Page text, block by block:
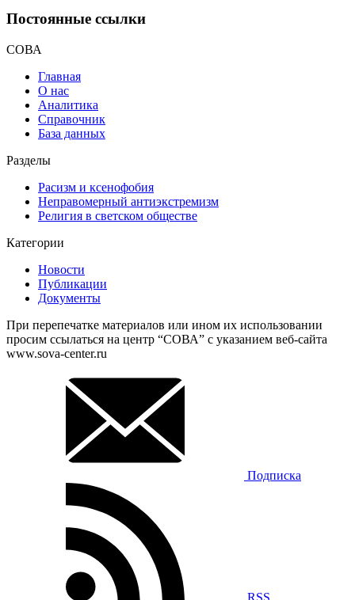
Постоянные ссылки
СОВА
Главная
О нас
Аналитика
Справочник
База данных
Разделы
Расизм и ксенофобия
Неправомерный антиэкстремизм
Религия в светском обществе
Категории
Новости
Публикации
Документы
При перепечатке материалов или ином их использовании
просим ссылаться на центр “СОВА” с указанием веб-сайта
www.sova-center.ru
Подписка